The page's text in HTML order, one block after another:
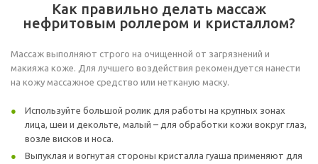
Как правильно делать массаж
нефритовым роллером и кристаллом?
Массаж выполняют строго на очищенной от загрязнений и
макияжа коже. Для лучшего воздействия рекомендуется нанести
на кожу массажное средство или нетканую маску.
Используйте большой ролик для работы на крупных зонах
лица, шеи и декольте, малый – для обработки кожи вокруг глаз,
возле висков и носа.
Выпуклая и вогнутая стороны кристалла гуаша применяют для